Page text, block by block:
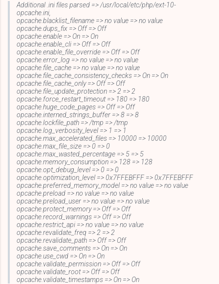
Additional .ini files parsed => /usr/local/etc/php/ext-10-
opcache.ini,
opcache.blacklist_filename => no value => no value
opcache.dups_fix => Off => Off
opcache.enable => On => On
opcache.enable_cli => Off => Off
opcache.enable_file_override => Off => Off
opcache.error_log => no value => no value
opcache.file_cache => no value => no value
opcache.file_cache_consistency_checks => On => On
opcache.file_cache_only => Off => Off
opcache.file_update_protection => 2 => 2
opcache.force_restart_timeout => 180 => 180
opcache.huge_code_pages => Off => Off
opcache.interned_strings_buffer => 8 => 8
opcache.lockfile_path => /tmp => /tmp
opcache.log_verbosity_level => 1 => 1
opcache.max_accelerated_files => 10000 => 10000
opcache.max_file_size => 0 => 0
opcache.max_wasted_percentage => 5 => 5
opcache.memory_consumption => 128 => 128
opcache.opt_debug_level => 0 => 0
opcache.optimization_level => 0x7FFEBFFF => 0x7FFEBFFF
opcache.preferred_memory_model => no value => no value
opcache.preload => no value => no value
opcache.preload_user => no value => no value
opcache.protect_memory => Off => Off
opcache.record_warnings => Off => Off
opcache.restrict_api => no value => no value
opcache.revalidate_freq => 2 => 2
opcache.revalidate_path => Off => Off
opcache.save_comments => On => On
opcache.use_cwd => On => On
opcache.validate_permission => Off => Off
opcache.validate_root => Off => Off
opcache.validate_timestamps => On => On